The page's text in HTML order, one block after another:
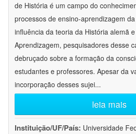
de História é um campo do
processos de ensino-aprendizagem
influência da teoria da História alemã
Aprendizagem, pesquisadores desse
debruçado sobre a formação da
estudantes e professores. Apesar da
incorporação desses sujei...
leia mais
Instituição/UF/País: Universidade